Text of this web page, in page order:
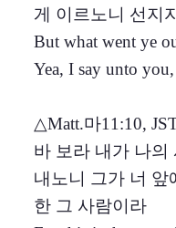
게 이르노니 선지
But what went ye
Yea, I say unto
△Matt.마11:10,
바 보라 내가 나의
내노니 그가 너 앞
한 그 사람이라